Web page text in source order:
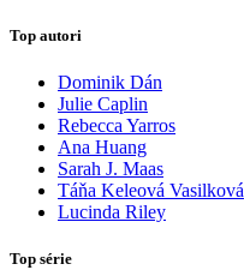
Top autori
Dominik Dán
Julie Caplin
Rebecca Yarros
Ana Huang
Sarah J. Maas
Táňa Keleová Vasilková
Lucinda Riley
Top série